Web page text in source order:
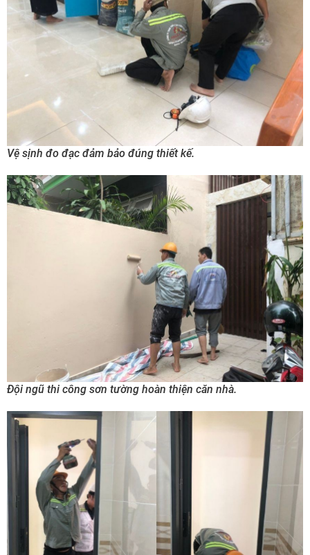
Vệ sịnh đo đạc đảm bảo đúng thiết kế.
Đội ngũ thi công sơn tường hoàn thiện căn nhà.